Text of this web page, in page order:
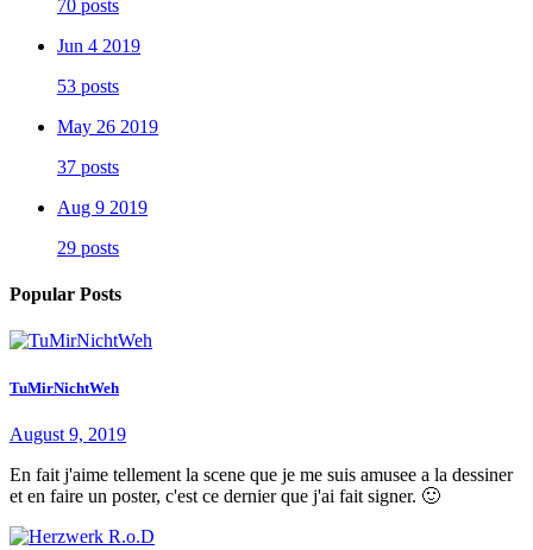
70 posts
Jun 4 2019
53 posts
May 26 2019
37 posts
Aug 9 2019
29 posts
Popular Posts
TuMirNichtWeh
August 9, 2019
En fait j'aime tellement la scene que je me suis amusee a la dessiner
et en faire un poster, c'est ce dernier que j'ai fait signer. 🙂